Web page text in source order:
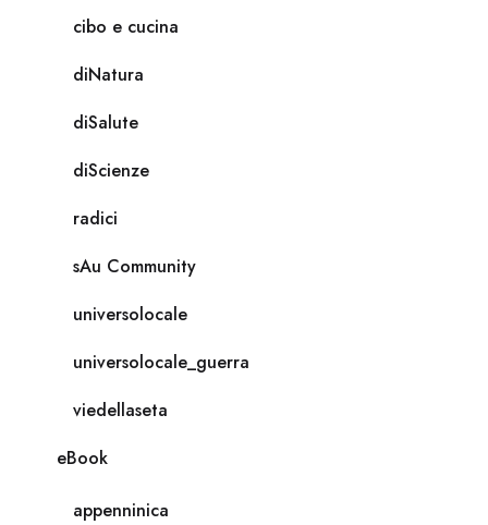
cibo e cucina
diNatura
diSalute
diScienze
radici
sAu Community
universolocale
universolocale_guerra
viedellaseta
eBook
appenninica